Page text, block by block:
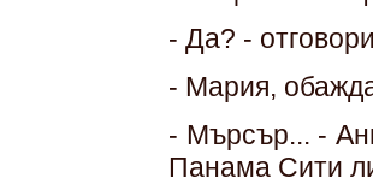
- Да? -
- Мария,
- Мърсър... -
Панама Сити